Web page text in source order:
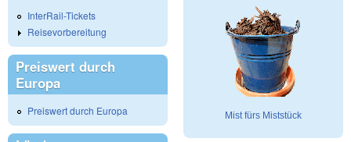
InterRail-Tickets
Reisevorbereitung
Preiswert durch
Europa
Preiswert durch Europa Mist fürs Miststück